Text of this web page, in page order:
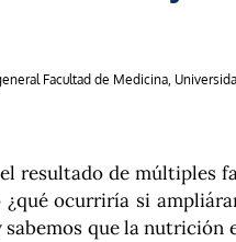
Facultad de Medicina,
resultado de múltiples
ocurriría si
sabemos que la